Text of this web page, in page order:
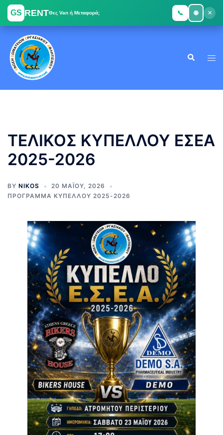
GS RENTΘες Van ή Μεταφορά; 📞 🌐 ×
Skip
content
Search
ΤΕΛΙΚΟΣ ΚΥΠΕΛΛΟΥ ΕΣΕΑ
2025-2026
BY NIKOS
20 ΜΑΪ́ΟΥ, 2026
ΠΡΟΓΡΑΜΜΑ ΚΥΠΕΛΛΟΥ 2025-2026